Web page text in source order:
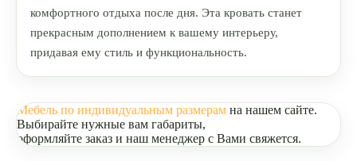
комфортного отдыха после дня. Эта кровать станет
прекрасным дополнением к вашему интерьеру,
придавая ему стиль и функциональность.
Мебель по индивидуальным размерам на нашем сайте.
Выбирайте нужные вам габариты,
оформляйте заказ и наш менеджер с Вами свяжется.